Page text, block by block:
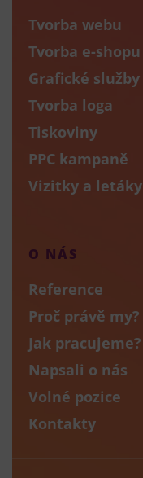
Tvorba webu
Tvorba e-shopu
Grafické služby
Tvorba loga
Tiskoviny
PPC kampaně
Vizitky a letáky
O NÁS
Reference
Proč právě my?
Jak pracujeme?
Napsali o nás
Volné pozice
Kontakty